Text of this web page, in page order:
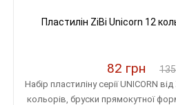
Пластилін ZiBi Unicorn 12
82 грн
Набір пластиліну серії UNICORN
кольорів, бруски прямокутної